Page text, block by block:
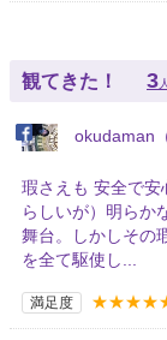
観てきた！ 3人
okudaman
瑕さえも 安全で
らしいが）明らか
舞台。しかしその
を全て駆使し...
満足度